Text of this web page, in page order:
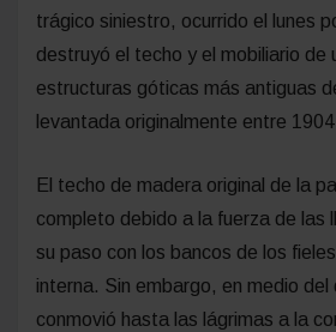
trágico siniestro, ocurrido el lunes
destruyó el techo y el mobiliario de
estructuras góticas más antiguas
levantada originalmente entre
El techo de madera original de la
completo debido a la fuerza de las
su paso con los bancos de los
interna. Sin embargo, en medio
conmovió hasta las lágrimas a la